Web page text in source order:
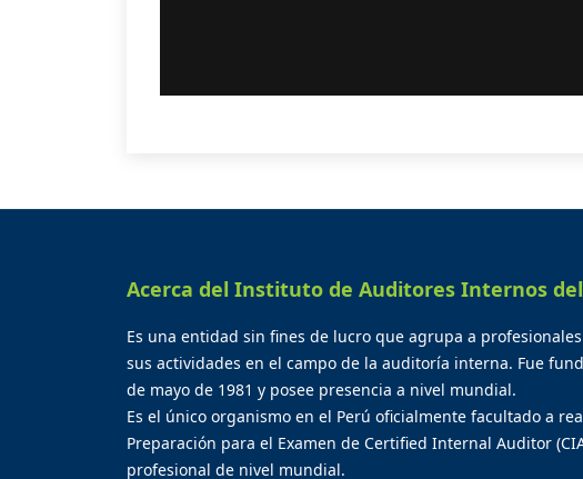
Acerca del Instituto de Auditores Internos
Es una entidad sin fines de lucro que agrupa a
sus actividades en el campo de la auditoría interna. Fue
de mayo de 1981 y posee presencia a nivel mundial.
Es el único organismo en el Perú oficialmente facultado a
Preparación para el Examen de Certified Internal Auditor
profesional de nivel mundial.